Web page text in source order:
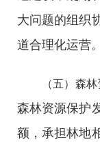
大问题的组织
道合理化运营。
（五）森
森林资源保护
额，承担林地